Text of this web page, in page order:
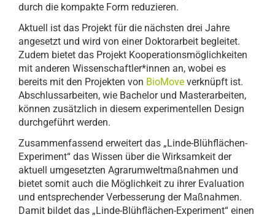
durch die kompakte Form reduzieren.
Aktuell ist das Projekt für die nächsten drei Jahre
angesetzt und wird von einer Doktorarbeit begleitet.
Zudem bietet das Projekt Kooperationsmöglichkeiten
mit anderen Wissenschaftler*innen an, wobei es
bereits mit den Projekten von BioMoveverknüpft ist.
Abschlussarbeiten, wie Bachelor und Masterarbeiten,
können zusätzlich in diesem experimentellen Design
durchgeführt werden.
Zusammenfassend erweitert das „Linde-Blühflächen-
Experiment“ das Wissen über die Wirksamkeit der
aktuell umgesetzten Agrarumweltmaßnahmen und
bietet somit auch die Möglichkeit zu ihrer Evaluation
und entsprechender Verbesserung der Maßnahmen.
Damit bildet das „Linde-Blühflächen-Experiment“ einen